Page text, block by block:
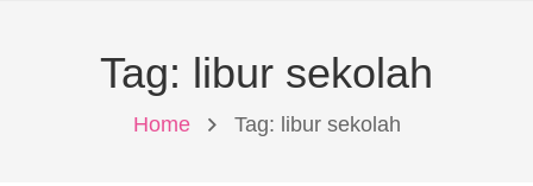
Tag: libur sekolah
Home Tag: libur sekolah